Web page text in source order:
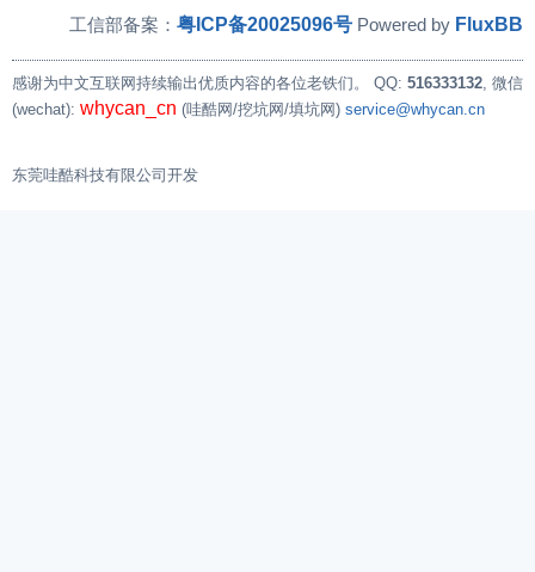
工信部备案： 粤ICP备20025096号 Powered by FluxBB
感谢为中文互联网持续输出优质内容的各位老铁们。 QQ: 516333132, 微信
(wechat): whycan_cn (哇酷网/挖坑网/填坑网) service@whycan.cn
东莞哇酷科技有限公司开发